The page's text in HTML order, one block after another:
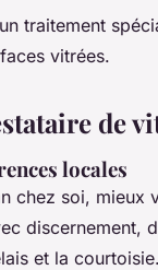
traitement
vitrées.
de
locales
chez soi, mieux
discernement,
et la